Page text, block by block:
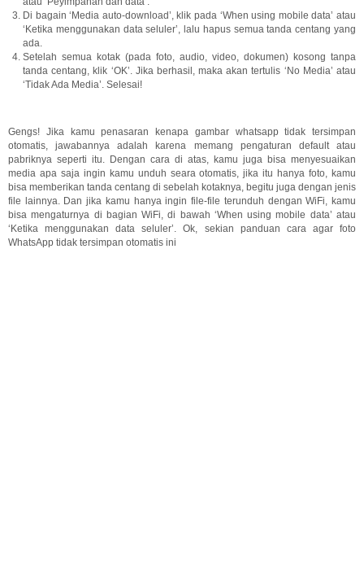
Di bagain ‘Media auto-download’, klik pada ‘When using mobile data’ atau
‘Ketika menggunakan data seluler’, lalu hapus semua tanda centang yang
ada.
Setelah semua kotak (pada foto, audio, video, dokumen) kosong tanpa
tanda centang, klik ‘OK’. Jika berhasil, maka akan tertulis ‘No Media’ atau
‘Tidak Ada Media’. Selesai!
Gengs! Jika kamu penasaran kenapa gambar whatsapp tidak tersimpan
otomatis, jawabannya adalah karena memang pengaturan default atau
pabriknya seperti itu. Dengan cara di atas, kamu juga bisa menyesuaikan
media apa saja ingin kamu unduh seara otomatis, jika itu hanya foto, kamu
bisa memberikan tanda centang di sebelah kotaknya, begitu juga dengan jenis
file lainnya. Dan jika kamu hanya ingin file-file terunduh dengan WiFi, kamu
bisa mengaturnya di bagian WiFi, di bawah ‘When using mobile data’ atau
‘Ketika menggunakan data seluler’. Ok, sekian panduan cara agar foto
WhatsApp tidak tersimpan otomatis ini